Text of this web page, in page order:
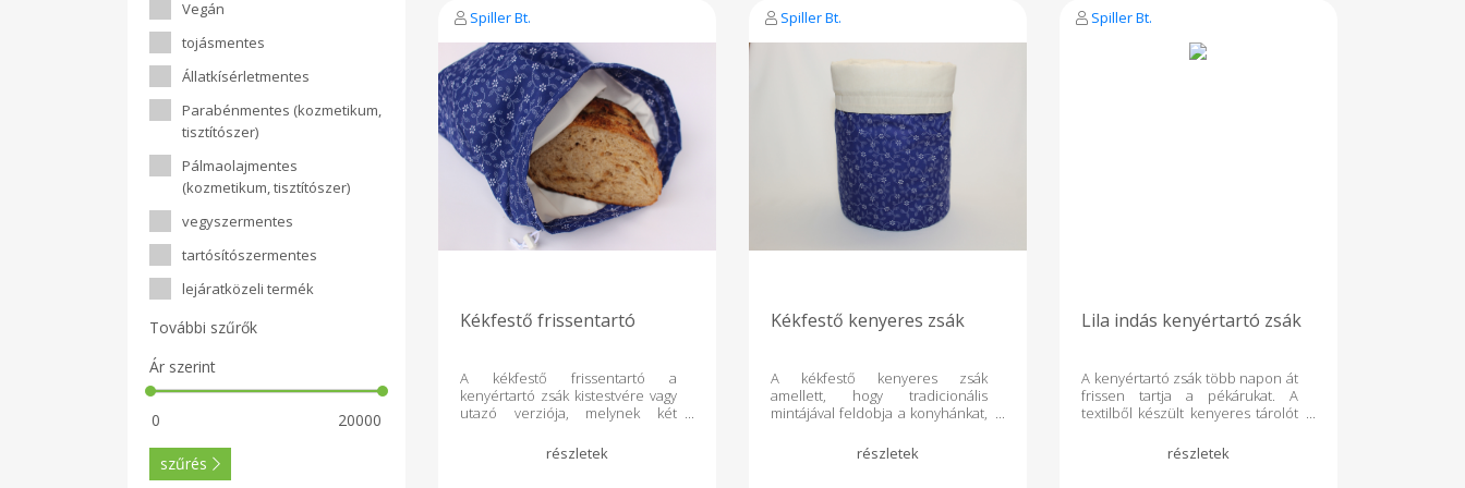
Vegán
tojásmentes
Állatkísérletmentes
Parabénmentes (kozmetikum,
tisztítószer)
Pálmaolajmentes
(kozmetikum, tisztítószer)
vegyszermentes
tartósítószermentes
lejáratközeli termék
További szűrők
Ár szerint
szűrés
és lehetőleg ne folyjon ki belőle
tartalma. A belső rész
tulajdonságának köszönhetően
könnyen letörölhetőek nedves
vagy akár száraz szivaccsal az
esetleges foltok. Sőt, ha nagyon
kifolyna és ragadna szósz vagy
lekvár, akár 60 fokon is mosható
mosógépben. Használd reggelid,
tízóraid, uzsonnád vagy
nassolnivalód csomagolására ezt
a snack bag-et és nem csak
környezettudatos, hanem
egyedi is leszel. A csillagképes
uzsitasak maximum 60 fokon
érdekében kerüljük.
Spiller Bt.
Kékfestő frissentartó
A kékfestő frissentartó a
kenyértartó zsák kistestvére vagy
utazó verziója, melynek két
benne tárolt pékáru minél tovább
Spiller Bt.
Kékfestő kenyeres zsák
A kékfestő kenyeres zsák
amellett, hogy tradicionális
mintájával feldobja a konyhánkat,
használatával mellőzhetjük a
Spiller Bt.
Lila indás kenyértartó zsák
A kenyértartó zsák több napon át
frissen tartja a pékárukat. A
textilből készült kenyeres tárolót
része 100% nyersvászon textil,